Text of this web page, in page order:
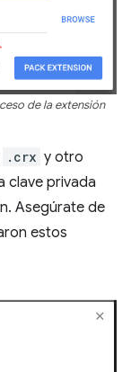
de la extensión
.crx y otro
clave privada
Asegúrate de
estos